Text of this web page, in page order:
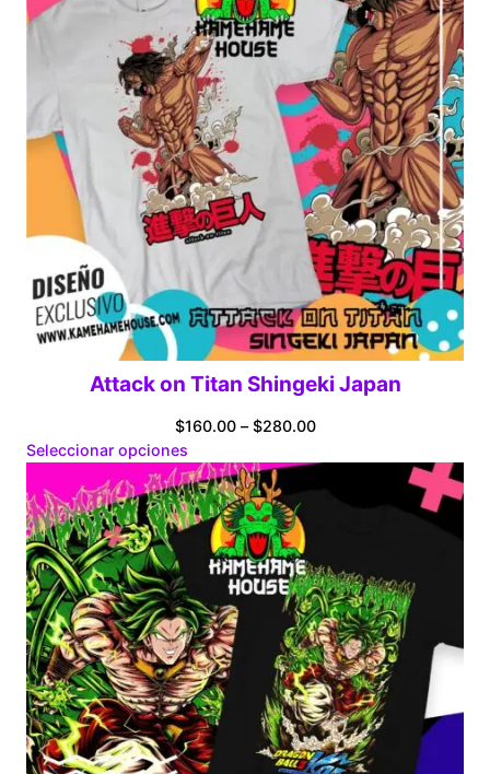
Attack on Titan Shingeki Japan
$160.00 – $280.00Price
Seleccionar opciones